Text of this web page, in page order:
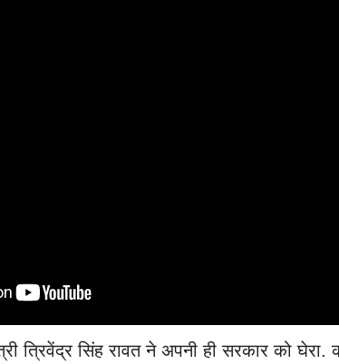
त्रिवेंद्र सिंह रावत ने अपनी ही सरकार को